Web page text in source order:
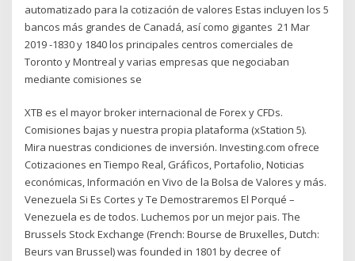
automatizado para la cotización de valores Estas incluyen los 5
bancos más grandes de Canadá, así como gigantes 21 Mar
2019 -1830 y 1840 los principales centros comerciales de
Toronto y Montreal y varias empresas que negociaban
mediante comisiones se
XTB es el mayor broker internacional de Forex y CFDs.
Comisiones bajas y nuestra propia plataforma (xStation 5).
Mira nuestras condiciones de inversión. Investing.com ofrece
Cotizaciones en Tiempo Real, Gráficos, Portafolio, Noticias
económicas, Información en Vivo de la Bolsa de Valores y más.
Venezuela Si Es Cortes y Te Demostraremos El Porqué –
Venezuela es de todos. Luchemos por un mejor pais. The
Brussels Stock Exchange (French: Bourse de Bruxelles, Dutch:
Beurs van Brussel) was founded in 1801 by decree of